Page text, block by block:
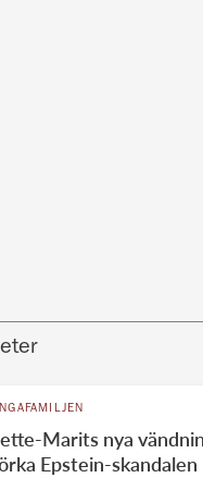
Marits nya
Epstein-skandalen